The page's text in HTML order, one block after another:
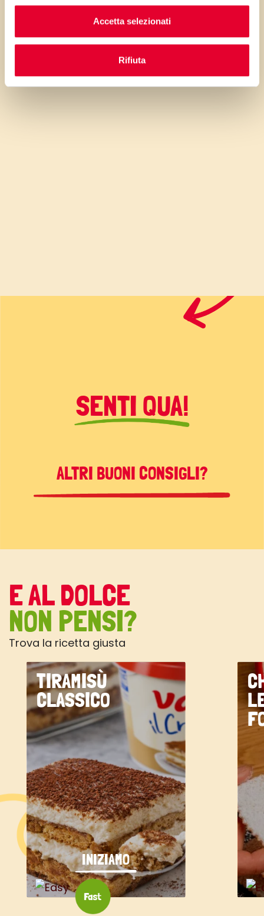
Accetta selezionati
Rifiuta
pelle e la scorza, frullare, mettere il
composto nella sacca da pasticcere
bocchetta a stella, larga.
SENTI QUA!
ALTRI BUONI CONSIGLI?
E AL DOLCE
NON PENSI?
Trova la ricetta giusta
TIRAMISÙ
CLASSICO
INIZIAMO